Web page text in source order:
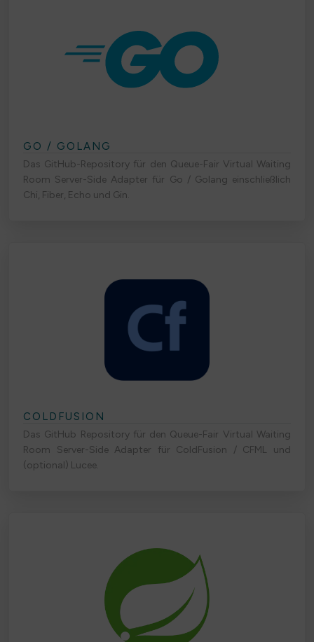
GO / GOLANG
Das GitHub-Repository für den Queue-Fair Virtual Waiting
Room Server-Side Adapter für Go / Golang einschließlich
Chi, Fiber, Echo und Gin.
COLDFUSION
Das GitHub Repository für den Queue-Fair Virtual Waiting
Room Server-Side Adapter für ColdFusion / CFML und
(optional) Lucee.